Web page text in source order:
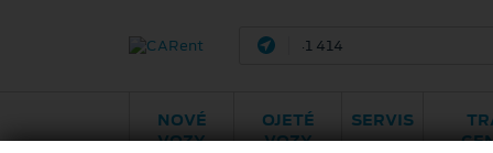
Brno - Juliánov
NOVÉ
VOZY
OJETÉ
VOZY
SERVIS